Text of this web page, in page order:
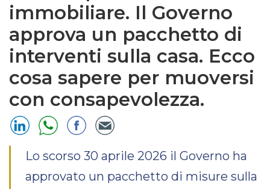
immobiliare. Il Governo
approva un pacchetto di
interventi sulla casa. Ecco
cosa sapere per muoversi
con consapevolezza.
Lo scorso 30 aprile 2026 il Governo ha
approvato un pacchetto di misure sulla